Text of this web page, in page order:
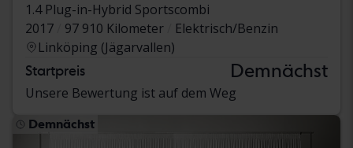
1.4 Plug-in-Hybrid Sportscombi
2017
97 910 Kilometer
Elektrisch/Benzin
Linköping (Jägarvallen)
Startpreis Demnächst
Unsere Bewertung ist auf dem Weg
Demnächst